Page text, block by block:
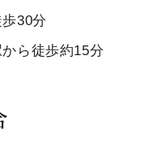
30分
ら徒歩約15分